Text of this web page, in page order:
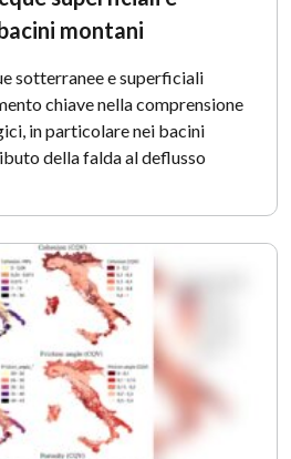
montani
sotterranee e superficiali
chiave nella comprensione
in particolare nei bacini
della falda al deflusso